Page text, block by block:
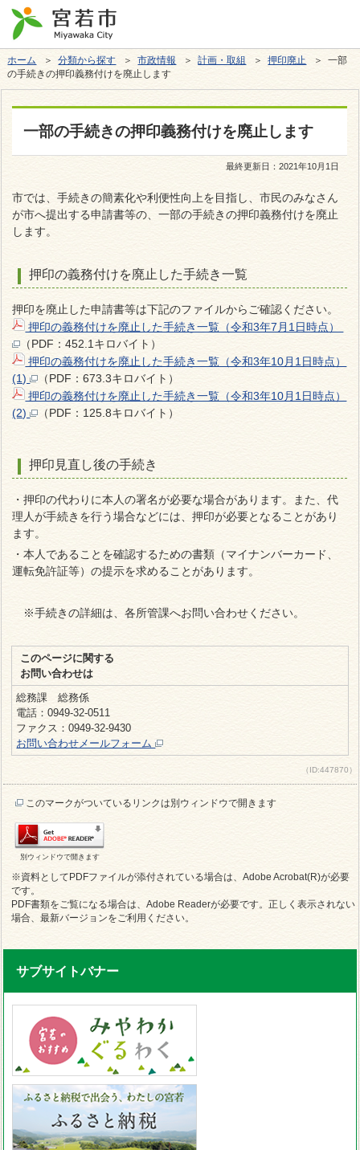
ホーム ＞分類から探す ＞市政情報 ＞計画・取組 ＞押印廃止
＞ 一部
の手続きの押印義務付けを廃止します
一部の手続きの押印義務付けを廃止します
最終更新日：2021年10月1日
市では、手続きの簡素化や利便性向上を目指し、市民のみなさん
が市へ提出する申請書等の、一部の手続きの押印義務付けを廃止
します。
押印の義務付けを廃止した手続き一覧
押印を廃止した申請書等は下記のファイルからご確認ください。
押印の義務付けを廃止した手続き一覧（令和3年7月1日時点）
（PDF：452.1キロバイト）
押印の義務付けを廃止した手続き一覧（令和3年10月1日時点）
(1)
（PDF：673.3キロバイト）
押印の義務付けを廃止した手続き一覧（令和3年10月1日時点）
(2)
（PDF：125.8キロバイト）
押印見直し後の手続き
・押印の代わりに本人の署名が必要な場合があります。また、代
理人が手続きを行う場合などには、押印が必要となることがあり
ます。
・本人であることを確認するための書類（マイナンバーカード、
運転免許証等）の提示を求めることがあります。
※手続きの詳細は、各所管課へお問い合わせください。
このページに関する
お問い合わせは
総務課 総務係
電話：0949-32-0511
ファクス：0949-32-9430
お問い合わせメールフォーム
（ID:447870）
このマークがついているリンクは別ウィンドウで開きます
別ウィンドウで開きます
※資料としてPDFファイルが添付されている場合は、Adobe Acrobat(R)が必要
です。
PDF書類をご覧になる場合は、Adobe Readerが必要です。正しく表示されない
場合、最新バージョンをご利用ください。
サブサイトバナー